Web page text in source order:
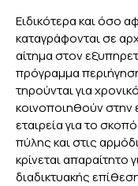
Ειδικότερα και όσο
καταγράφονται σε
αίτημα στον
πρόγραμμα
τηρούνται για
κοινοποιηθούν στην
εταιρεία για το
πύλης και στις
κρίνεται απαραίτητο
διαδικτυακής